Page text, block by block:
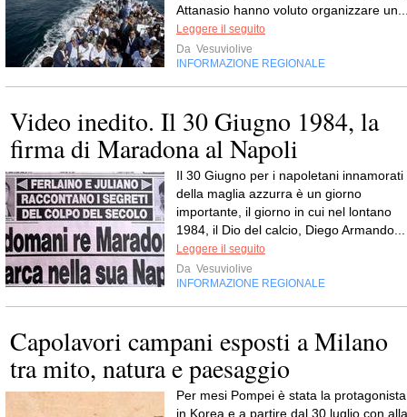
Attanasio hanno voluto organizzare
Leggere il seguito
Da Vesuviolive
INFORMAZIONE REGIONALE
Video inedito. Il 30 Giugno 1984, la
firma di Maradona al Napoli
Il 30 Giugno per i napoletani innamorati
della maglia azzurra è un giorno
importante, il giorno in cui nel lontano
1984, il Dio del calcio, Diego Armando...
Leggere il seguito
Da Vesuviolive
INFORMAZIONE REGIONALE
Capolavori campani esposti a Milano
tra mito, natura e paesaggio
Per mesi Pompei è stata la protagonista
in Korea e a partire dal 30 luglio con alla